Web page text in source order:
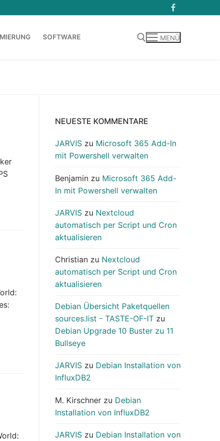
SOFTWARE MENÜ
NEUESTE KOMMENTARE
JARVIS zu Microsoft 365 Add-In
mit Powershell verwalten
Benjamin zu Microsoft 365 Add-
In mit Powershell verwalten
JARVIS zu Nextcloud
automatisch per Script und Cron
aktualisieren
Christian zu Nextcloud
automatisch per Script und Cron
aktualisieren
Debian Übersicht Paketquellen
sources.list - TASTE-OF-IT zu
Debian Upgrade 10 Buster zu 11
Bullseye
JARVIS zu Debian Installation von
InfluxDB2
M. Kirschner zu Debian
Installation von InfluxDB2
JARVIS zu Debian Installation von